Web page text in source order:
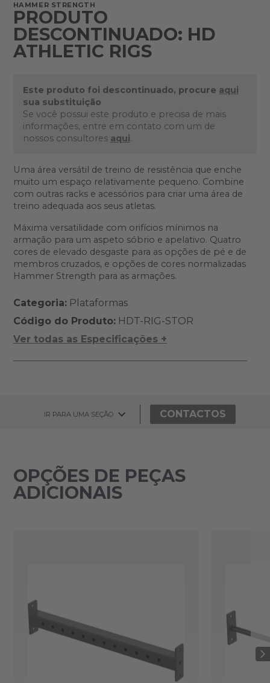
HAMMER STRENGTH
PRODUTO
DESCONTINUADO: HD
ATHLETIC RIGS
Este produto foi descontinuado, procure aqui
sua substituição
Se você possui este produto e precisa de mais
informações, entre em contato com um de
nossos consultores aqui.
Uma área versátil de treino de resistência que enche
muito um espaço relativamente pequeno. Combine
com outras racks e acessórios para criar uma área de
treino adequada aos seus atletas.
Máxima versatilidade com orifícios mínimos na
armação para um aspeto sóbrio e apelativo. Quatro
cores de elevado desgaste para as opções de pé e de
membros cruzados, e opções de cores normalizadas
Hammer Strength para as armações.
Categoria:Plataformas
Código do Produto:HDT-RIG-STOR
Ver todas as Especificações +
IR PARA UMA SEÇÃO CONTACTOS
OPÇÕES DE PEÇAS
ADICIONAIS